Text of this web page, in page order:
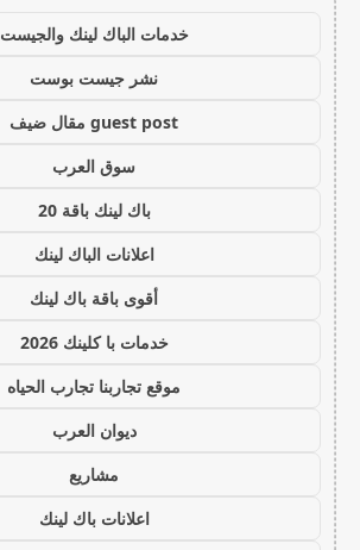
خدمات الباك لينك والجيست
نشر جيست بوست
guest post مقال ضيف
سوق العرب
باك لينك باقة 20
اعلانات الباك لينك
أقوى باقة باك لينك
خدمات با كلينك 2026
موقع تجاربنا تجارب الحياه
ديوان العرب
مشاريع
اعلانات باك لينك